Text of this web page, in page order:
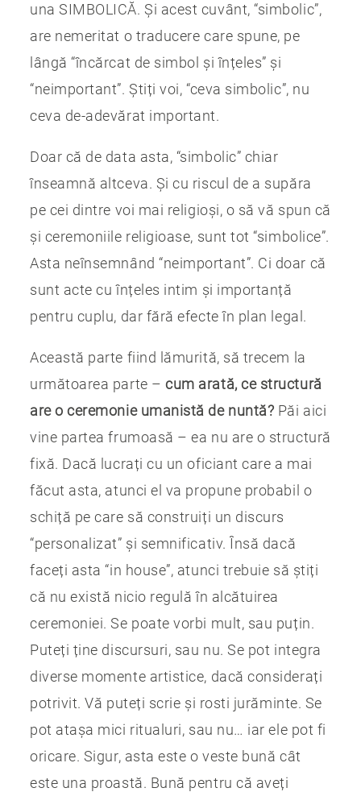
una SIMBOLICĂ. Și acest cuvânt, “simbolic”,
are nemeritat o traducere care spune, pe
lângă “încărcat de simbol și înțeles” și
“neimportant”. Știți voi, “ceva simbolic”, nu
ceva de-adevărat important.
Doar că de data asta, “simbolic” chiar
înseamnă altceva. Și cu riscul de a supăra
pe cei dintre voi mai religioși, o să vă spun că
și ceremoniile religioase, sunt tot “simbolice”.
Asta neînsemnând “neimportant”. Ci doar că
sunt acte cu înțeles intim și importanță
pentru cuplu, dar fără efecte în plan legal.
Această parte fiind lămurită, să trecem la
următoarea parte –cum arată, ce structură
are o ceremonie umanistă de nuntă? Păi aici
vine partea frumoasă – ea nu are o structură
fixă. Dacă lucrați cu un oficiant care a mai
făcut asta, atunci el va propune probabil o
schiță pe care să construiți un discurs
“personalizat” și semnificativ. Însă dacă
faceți asta “in house”, atunci trebuie să știți
că nu există nicio regulă în alcătuirea
ceremoniei. Se poate vorbi mult, sau puțin.
Puteți ține discursuri, sau nu. Se pot integra
diverse momente artistice, dacă considerați
potrivit. Vă puteți scrie și rosti jurăminte. Se
pot atașa mici ritualuri, sau nu… iar ele pot fi
oricare. Sigur, asta este o veste bună cât
este una proastă. Bună pentru că aveți